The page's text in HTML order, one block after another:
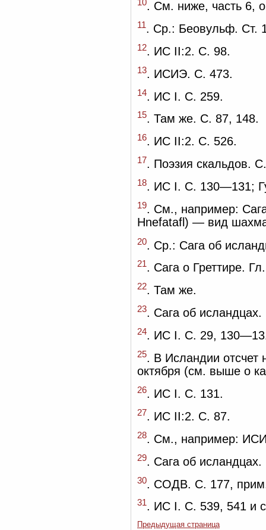
10. См. ниже, часть 6,
11. Ср.: Беовульф. Ст.
12. ИС II:2. С. 98.
13. ИСИЭ. С. 473.
14. ИС I. С. 259.
15. Там же. С. 87, 148.
16. ИС II:2. С. 526.
17. Поэзия скальдов.
18. ИС I. С. 130—131;
19. См., например:
Hnefatafl) — вид
20 . Ср.: Сага об
21. Сага о Греттире.
22. Там же.
23. Сага об
24. ИС I. С. 29,
25
. В Исландии
октября (см. выше о
26. ИС I. С. 131.
27. ИС II:2. С. 87.
28. См., например:
29. Сага об
30. СОДВ. С. 177,
31. ИС I. С. 539, 541 и
Предыдущая страница